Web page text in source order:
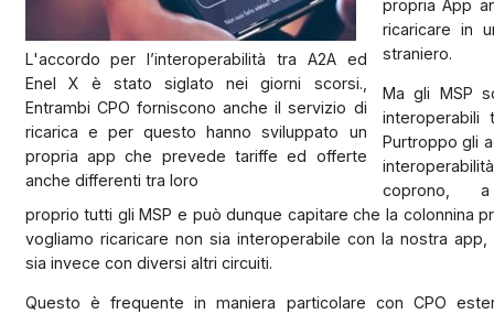
L'accordo per l’interoperabilità tra A2A ed
Enel X è stato siglato nei giorni scorsi.,
Entrambi CPO forniscono anche il servizio di
ricarica e per questo hanno sviluppato un
propria app che prevede tariffe ed offerte
anche differenti tra loro
propria App
ricaricare in
straniero.
Ma gli MSP
interoperabili
Purtroppo gli
coprono,
proprio tutti gli MSP e può dunque capitare che la colonnina
vogliamo ricaricare non sia interoperabile con la nostra
sia invece con diversi altri circuiti.
Questo è frequente in maniera particolare con CPO